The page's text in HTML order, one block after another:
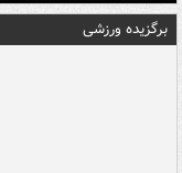
برگزیده ورزشی